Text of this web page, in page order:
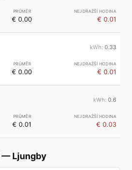
€ 0.00 € 0.01
0.33
€ 0.00 € 0.01
0.6
€ 0.01 € 0.03
— Ljungby